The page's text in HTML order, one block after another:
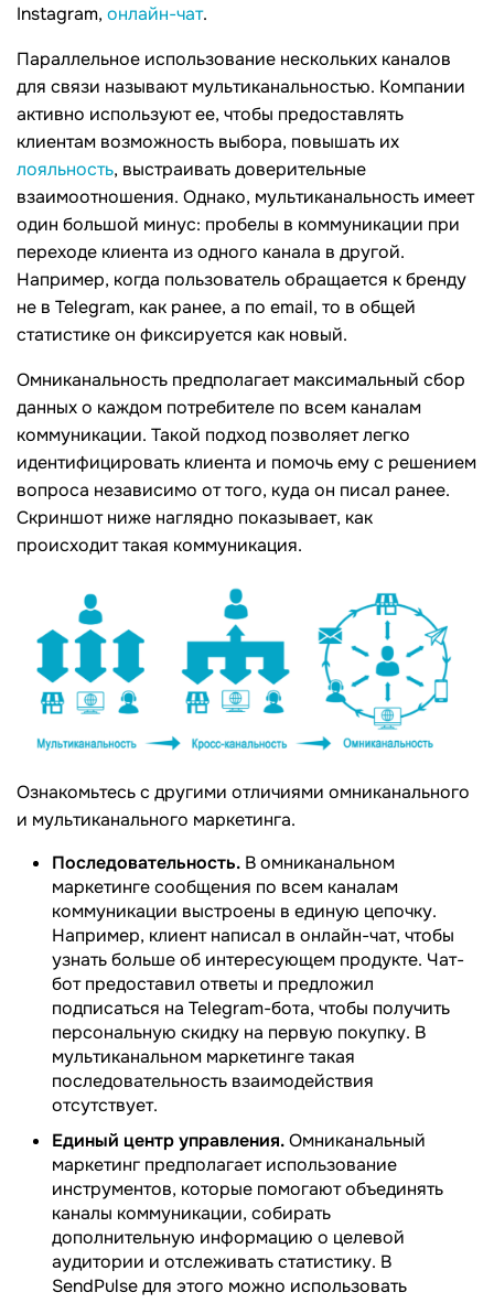
Instagram, онлайн-чат.
Параллельное использование нескольких каналов
для связи называют мультиканальностью. Компании
активно используют ее, чтобы предоставлять
клиентам возможность выбора, повышать их
лояльность, выстраивать доверительные
взаимоотношения. Однако, мультиканальность имеет
один большой минус: пробелы в коммуникации при
переходе клиента из одного канала в другой.
Например, когда пользователь обращается к бренду
не в Telegram, как ранее, а по email, то в общей
статистике он фиксируется как новый.
Омниканальность предполагает максимальный сбор
данных о каждом потребителе по всем каналам
коммуникации. Такой подход позволяет легко
идентифицировать клиента и помочь ему с решением
вопроса независимо от того, куда он писал ранее.
Скриншот ниже наглядно показывает, как
происходит такая коммуникация.
Ознакомьтесь с другими отличиями омниканального
и мультиканального маркетинга.
Последовательность. В омниканальном
маркетинге сообщения по всем каналам
коммуникации выстроены в единую цепочку.
Например, клиент написал в онлайн-чат, чтобы
узнать больше об интересующем продукте. Чат-
бот предоставил ответы и предложил
подписаться на Telegram-бота, чтобы получить
персональную скидку на первую покупку. В
мультиканальном маркетинге такая
последовательность взаимодействия
отсутствует.
Единый центр управления.Омниканальный
маркетинг предполагает использование
инструментов, которые помогают объединять
каналы коммуникации, собирать
дополнительную информацию о целевой
аудитории и отслеживать статистику. В
SendPulse для этого можно использовать